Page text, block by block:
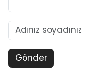
Gönder